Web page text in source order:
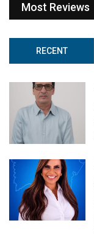
Most Reviews
RECENT